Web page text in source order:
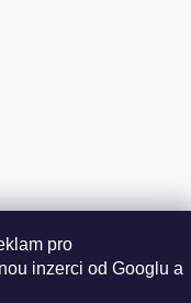
pro
inzerci od Googlu a
. Všechna práva